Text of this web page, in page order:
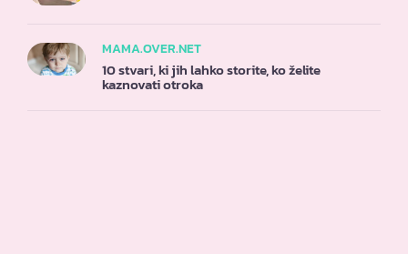
MAMA.OVER.NET
10 stvari, ki jih lahko storite, ko želite
kaznovati otroka